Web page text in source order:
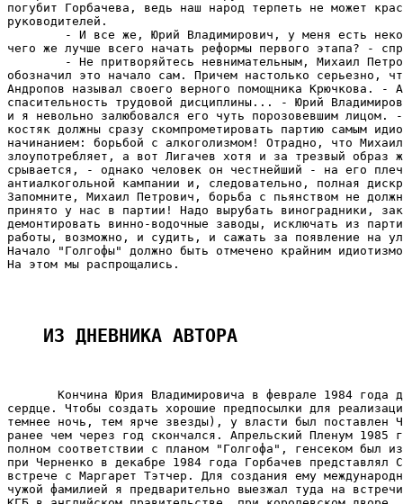
погубит Горбачева, ведь наш народ терпеть не может
руководителей.
- И все же, Юрий Владимирович, у меня есть
чего же лучше всего начать реформы первого этапа? -
- Не притворяйтесь невнимательным, Михаил
обозначил это начало сам. Причем настолько серьезно,
Андропов называл своего верного помощника Крючкова. -
спасительность трудовой дисциплины... - Юрий
и я невольно залюбовался его чуть порозовевшим лицом.
костяк должны сразу скомпрометировать партию самым
начинанием: борьбой с алкоголизмом! Отрадно, что
злоупотребляет, а вот Лигачев хотя и за трезвый образ
срывается, - однако человек он честнейший - на его
антиалкогольной кампании и, следовательно, полная
Запомните, Михаил Петрович, борьба с пьянством не
принято у нас в партии! Надо вырубать виноградники,
демонтировать винно-водочные заводы, исключать из
работы, возможно, и судить, и сажать за появление на
Начало "Голгофы" должно быть отмечено крайним
На этом мы распрощались.
ИЗ ДНЕВНИКА АВТОРА
Кончина Юрия Владимировича в феврале 1984 года
сердце. Чтобы создать хорошие предпосылки для
темнее ночь, тем ярче звезды), у власти был поставлен
ранее чем через год скончался. Апрельский Пленум 1985
полном соответствии с планом "Голгофа", генсеком был
при Черненко в декабре 1984 года Горбачев представлял
встрече с Маргарет Тэтчер. Для создания ему
чужой фамилией я предварительно выезжал туда на